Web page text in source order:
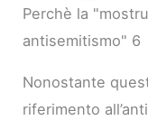
Perchè la
antisemitismo" 6
Nonostante
riferimento